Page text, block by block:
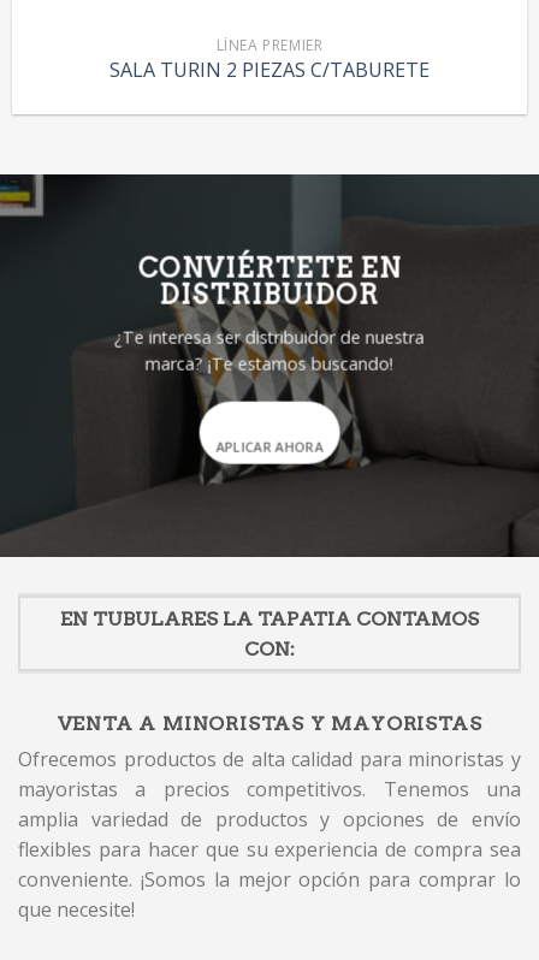
LÍNEA PREMIER
SALA TURIN 2 PIEZAS C/TABURETE
CONVIÉRTETE EN
DISTRIBUIDOR
¿Te interesa ser distribuidor de nuestra
marca? ¡Te estamos buscando!
APLICAR AHORA
EN TUBULARES LA TAPATIA CONTAMOS
CON:
VENTA A MINORISTAS Y MAYORISTAS
Ofrecemos productos de alta calidad para minoristas y
mayoristas a precios competitivos. Tenemos una
amplia variedad de productos y opciones de envío
flexibles para hacer que su experiencia de compra sea
conveniente. ¡Somos la mejor opción para comprar lo
que necesite!